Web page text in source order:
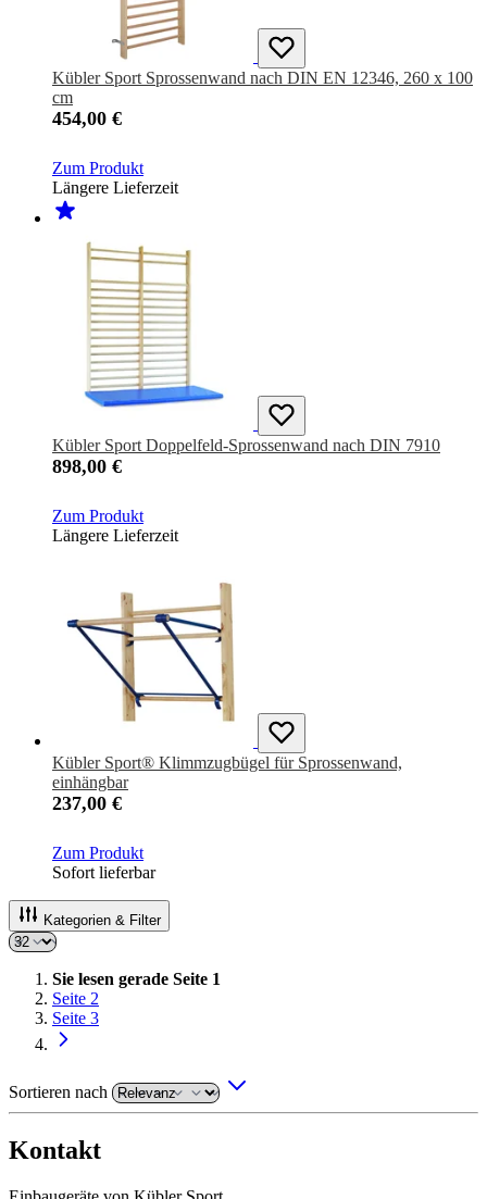
Kübler Sport Sprossenwand nach DIN EN 12346, 260 x 100
cm
454,00 €
Zum Produkt
Längere Lieferzeit
Kübler Sport Doppelfeld-Sprossenwand nach DIN 7910
898,00 €
Zum Produkt
Längere Lieferzeit
Kübler Sport® Klimmzugbügel für Sprossenwand,
einhängbar
237,00 €
Zum Produkt
Sofort lieferbar
Kategorien & Filter
Sie lesen gerade Seite 1
Seite 2
Seite 3
Sortieren nach
Kontakt